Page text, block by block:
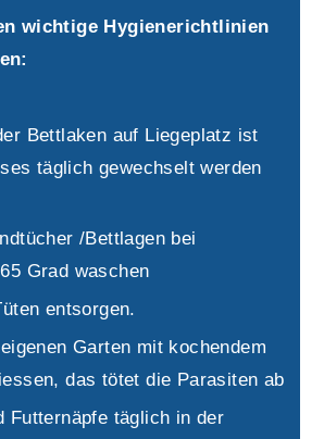
wichtige Hygienerichtlinien
Bettlaken auf Liegeplatz ist
täglich gewechselt werden
/Bettlagen bei
Grad waschen
entsorgen.
Garten mit kochendem
das tötet die Parasiten ab
Futternäpfe täglich in der